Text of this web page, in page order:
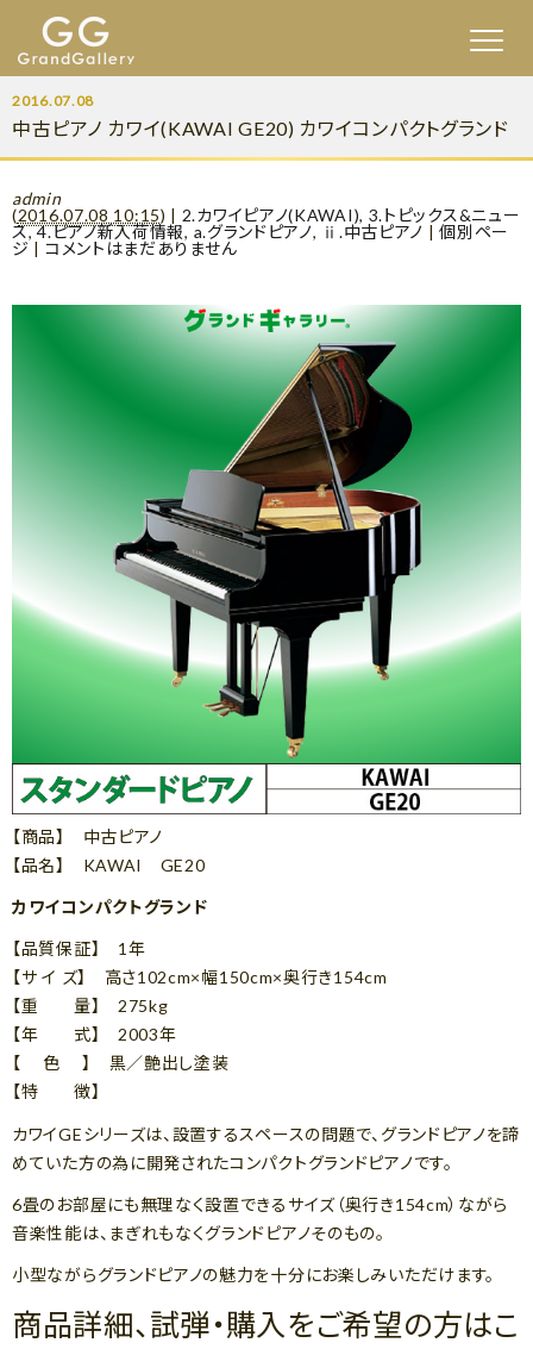
2016.07.08
中古ピアノ カワイ(KAWAI GE20) カワイコンパクトグランド
admin
(2016.07.08 10:15) | 2.カワイピアノ(KAWAI), 3.トピックス&ニュー
ス,4.ピアノ新入荷情報, a.グランドピアノ, ⅱ.中古ピアノ |個別ペー
ジ | コメントはまだありません
【商品】 中古ピアノ
【品名】 KAWAI GE20
カワイコンパクトグランド
【品質保証】 1年
【サ イ ズ】 高さ102cm×幅150cm×奥行き154cm
【重 量】 275kg
【年 式】 2003年
【 色 】 黒／艶出し塗装
【特 徴】
カワイGEシリーズは、設置するスペースの問題で、グランドピアノを諦
めていた方の為に開発されたコンパクトグランドピアノです。
6畳のお部屋にも無理なく設置できるサイズ（奥行き154cm）ながら
音楽性能は、まぎれもなくグランドピアノそのもの。
小型ながらグランドピアノの魅力を十分にお楽しみいただけます。
商品詳細、試弾・購入をご希望の方はこ